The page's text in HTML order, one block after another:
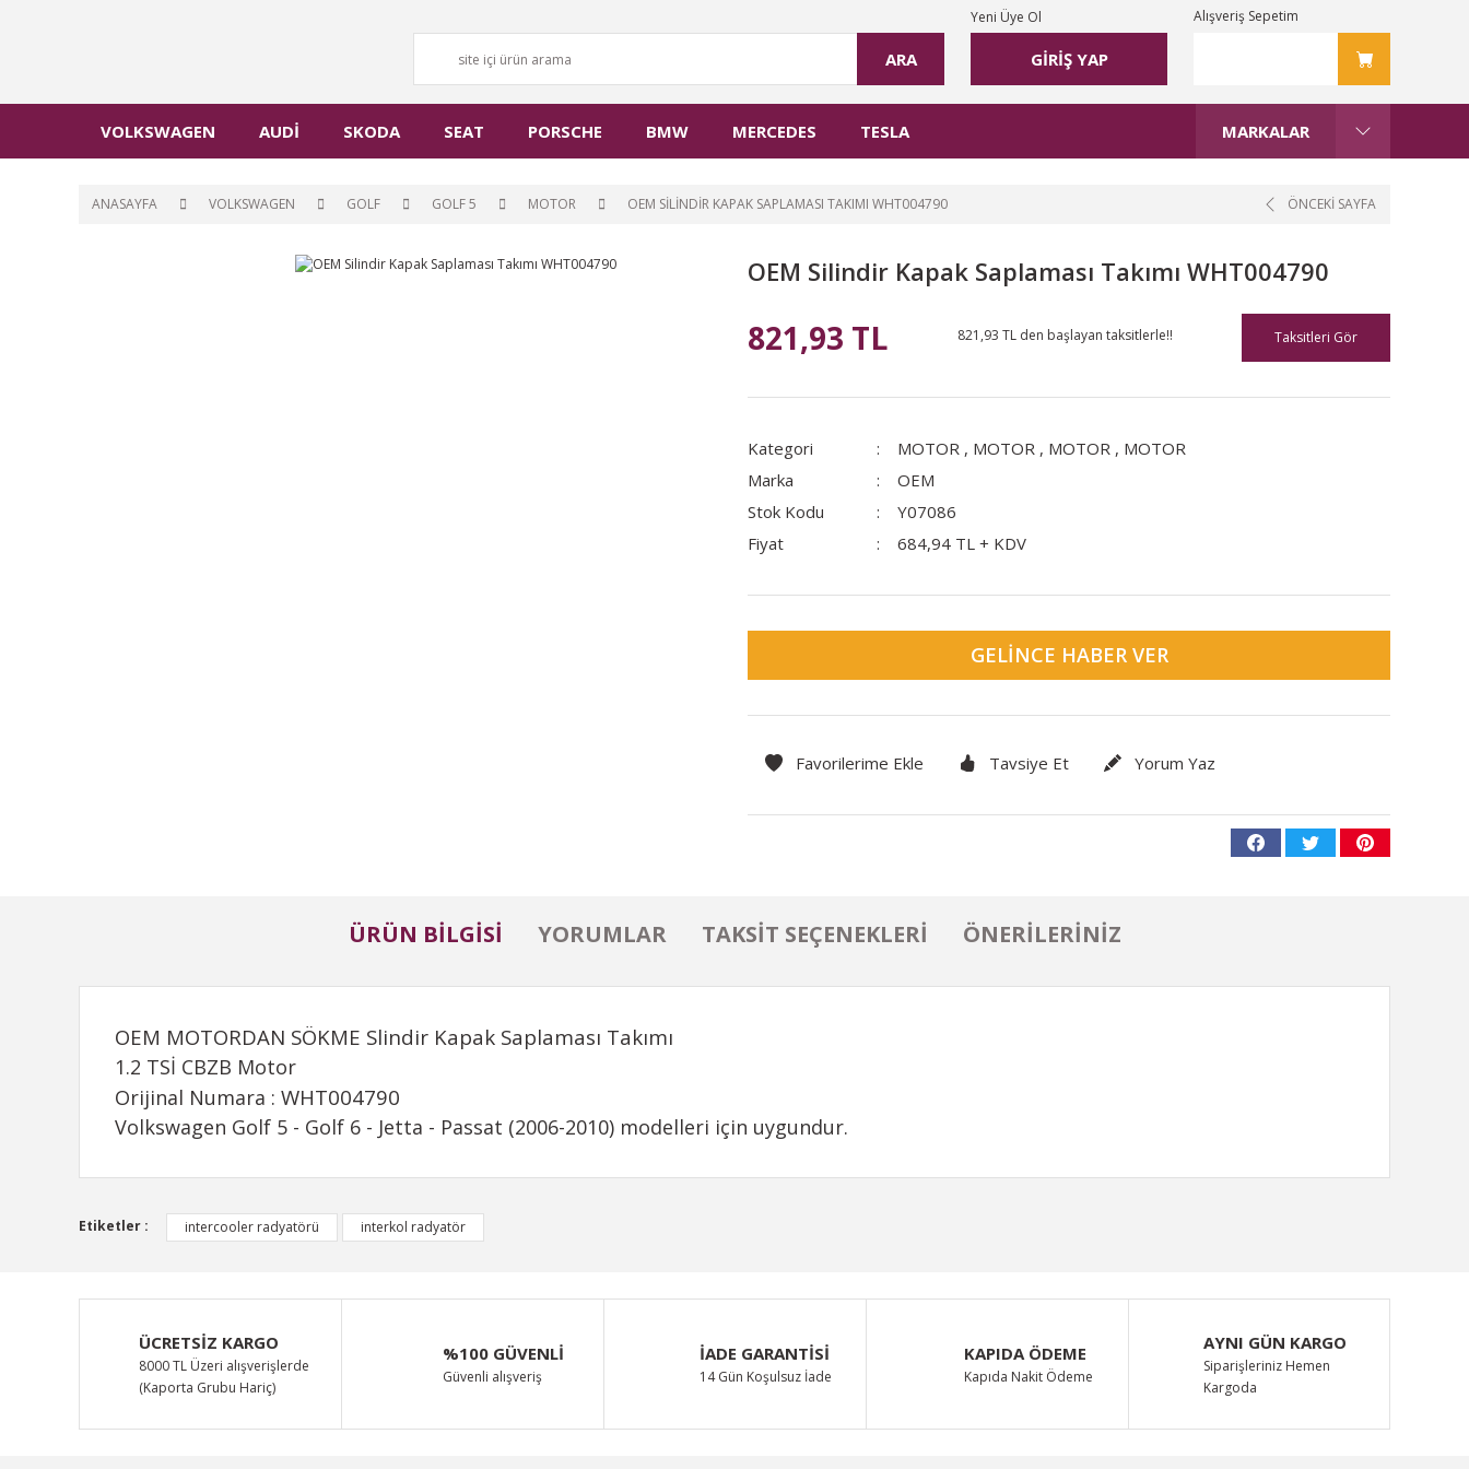
ARA GİRİŞ YAP
Yeni Üye Ol Alışveriş Sepetim
VOLKSWAGEN AUDİ SKODA SEAT PORSCHE BMW MERCEDES TESLA MARKALAR
ANASAYFA VOLKSWAGEN GOLF GOLF 5 MOTOR OEM SILINDIR KAPAK SAPLAMASI TAKIMI WHT004790 ÖNCEKİ SAYFA
OEM Silindir Kapak Saplaması Takımı WHT004790
821,93 TL 821,93 TL den başlayan taksitlerle!! Taksitleri Gör
Kategori MOTOR , MOTOR , MOTOR , MOTOR
Marka
OEM
Stok Kodu
Y07086
Fiyat
684,94 TL + KDV
GELINCE HABER VER
Tavsiye Et Yorum Yaz
ÜRÜN BILGISI YORUMLAR TAKSIT SEÇENEKLERI ÖNERILERINIZ
OEM MOTORDAN SÖKME Slindir Kapak Saplaması Takımı
1.2 TSİ CBZB Motor
Orijinal Numara : WHT004790
Volkswagen Golf 5 - Golf 6 - Jetta - Passat (2006-2010) modelleri için uygundur.
Bu ürünün fiyat bilgisi, resim, ürün açıklamalarında ve diğer konularda yetersiz gördüğünüz noktaları öneri formunu kullanarak tarafımıza iletebilirsiniz.
Görüş ve önerileriniz için teşekkür ederiz.
Ürün resmi kalitesiz, bozuk veya görüntülenemiyor.
Ürün açıklamasında eksik bilgiler bulunuyor.
Ürün bilgilerinde hatalar bulunuyor.
Ürün fiyatı diğer sitelerden daha pahalı.
Etiketler : intercooler radyatörü interkol radyatör
ÜCRETSİZ KARGO
8000 TL Üzeri alışverişlerde
(Kaporta Grubu Hariç)
%100 GÜVENLİ
Güvenli alışveriş
İADE GARANTİSİ
14 Gün Koşulsuz İade
KAPIDA ÖDEME
Kapıda Nakit Ödeme
AYNI GÜN KARGO
Siparişleriniz Hemen
Kargoda